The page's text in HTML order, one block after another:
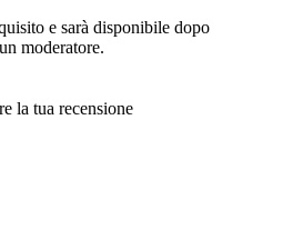
e sarà disponibile dopo
moderatore.
la tua recensione